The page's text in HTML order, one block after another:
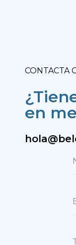
CONTACTA
en